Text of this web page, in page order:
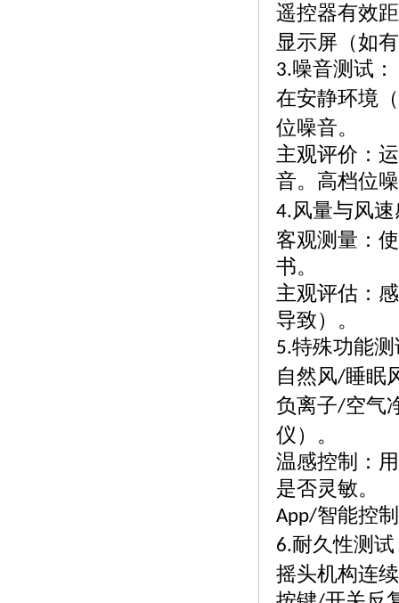
遥控器有效
显示屏（如
3.噪音测试：
在安静环境
位噪音。
主观评价：
音。高档位
4.风量与风
客观测量：
书。
主观评估：
导致）。
5.特殊功能
自然风/睡眠
负离子/空气
仪）。
温感控制：
是否灵敏。
App/智能控
6.耐久性测
摇头机构连